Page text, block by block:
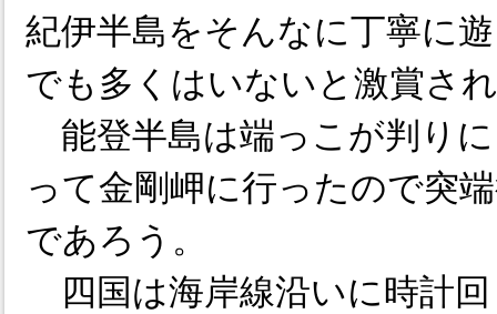
紀伊半島をそんなに丁寧に
でも多くはいないと激賞さ
能登半島は端っこが判り
って金剛岬に行ったので突
であろう。
四国は海岸線沿いに時計